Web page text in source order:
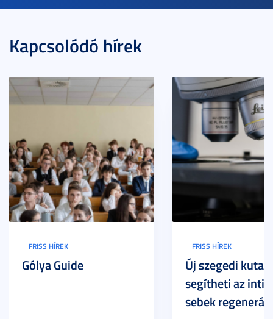
Kapcsolódó hírek
FRISS HÍREK
Gólya Guide
FRISS HÍREK
Új szegedi
segítheti az
sebek